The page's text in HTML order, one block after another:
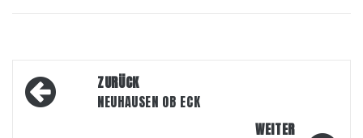
Beitragsnavigation
ZURÜCK
NEUHAUSEN OB ECK
WEITER